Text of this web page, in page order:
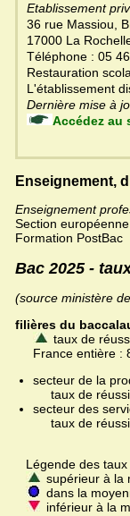
Etablissement
36 rue Massiou,
17000 La
Téléphone : 05
Restauration
L'établissement
Enseignement,
Enseignement
Section
Formation PostBac
Bac 2025 -
(source ministère
filières du
taux de
France entière :
secteur de la
taux de
secteur des
taux de
Légende des taux
supérieur à la
dans la
inférieur à la